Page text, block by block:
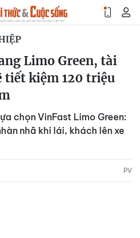
Limo Green, tài
tiết kiệm 120 triệu
chọn VinFast Limo Green:
nhã khi lái, khách lên xe
PV